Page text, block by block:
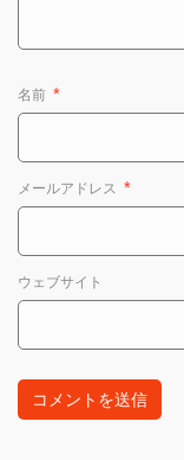
名前 *
メールアドレス *
ウェブサイト